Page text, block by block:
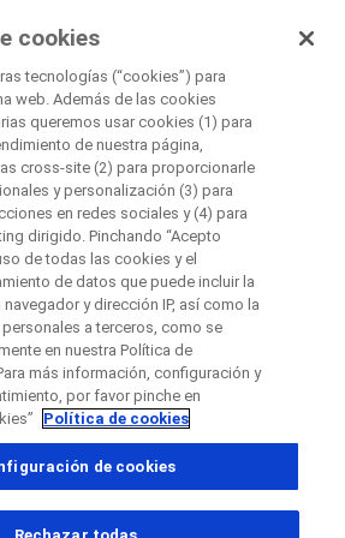
Del Área Terapéutica
Intestinal (EII)
de
inflamatoria
Cerrar
complete el siguiente formulario
Cerrar
con el patrocinador para
preguntas
cookies
tecnologías (“cookies”) para
web. Además de las cookies
queremos usar cookies (1) para
de nuestra página,
cross-site (2) para proporcionarle
y personalización (3) para
en redes sociales y (4) para
dirigido. Pinchando “Acepto
de todas las cookies y el
de datos que puede incluir la
y dirección IP, así como la
a terceros, como se
en nuestra Política de
más información, configuración y
por favor pinche en
Política de cookies
de cookies